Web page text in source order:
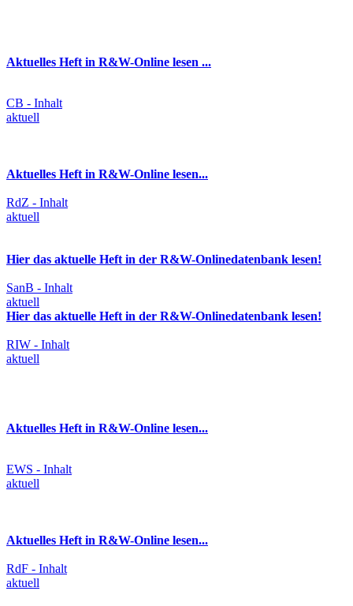
Aktuelles Heft in R&W-Online lesen ...
CB - Inhalt
aktuell
Aktuelles Heft in R&W-Online lesen...
RdZ - Inhalt
aktuell
Hier das aktuelle Heft in der R&W-Onlinedatenbank lesen!
SanB - Inhalt
aktuell
Hier das aktuelle Heft in der R&W-Onlinedatenbank lesen!
RIW - Inhalt
aktuell
Aktuelles Heft in R&W-Online lesen...
EWS - Inhalt
aktuell
Aktuelles Heft in R&W-Online lesen...
RdF - Inhalt
aktuell